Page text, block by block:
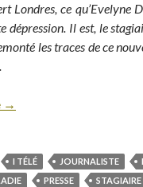
Londres, ce qu’Evelyne
dépression. Il est, le
les traces de ce
→
I TÉLÉ JOURNALISTE
PRESSE STAGIAIRE